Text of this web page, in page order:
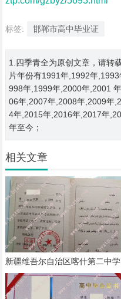
标签: 邯郸市高中毕业证
1.四季青全为原创文章，请转
片年份有1991年,1992年
998年,1999年,2000年,2001
06年,2007年,2008年,2009年
4年,2015年,2016年,2017年
年至今；
相关文章
新疆维吾尔自治区喀什第二中
中毕业证模板样本